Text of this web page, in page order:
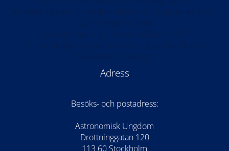
Adress
Besöks- och postadress:
Astronomisk Ungdom
Drottninggatan 120
113 60 Stockholm